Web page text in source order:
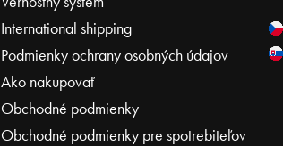
International shipping
Podmienky ochrany osobných údajov
Ako nakupovať
Obchodné podmienky
Obchodné podmienky pre spotrebiteľov